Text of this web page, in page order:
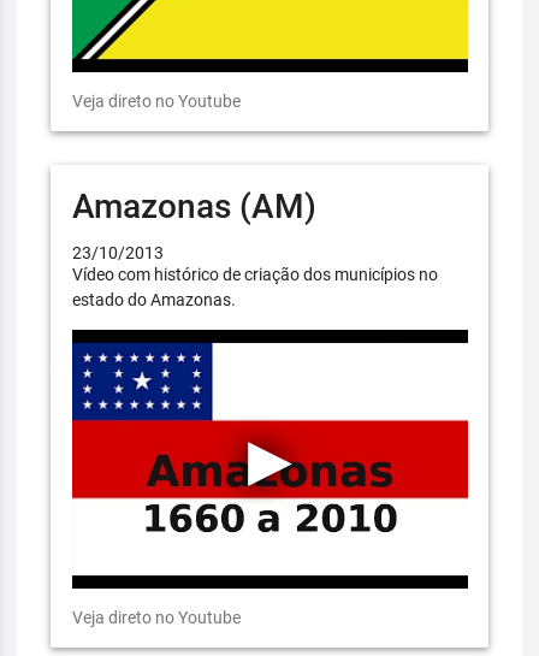
Veja direto no Youtube
Amazonas (AM)
23/10/2013
Vídeo com histórico de criação dos municípios no
estado do Amazonas.
Veja direto no Youtube